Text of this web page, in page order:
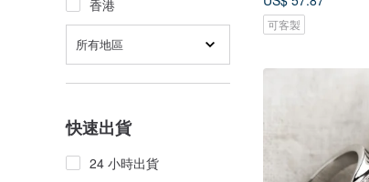
香港
所有地區
快速出貨
24 小時出貨
可客製